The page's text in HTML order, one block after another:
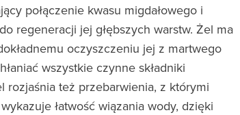
połączenie kwasu migdałowego i
regeneracji jej głębszych warstw. Żel ma
oczyszczeniu jej z martwego
wszystkie czynne składniki
też przebarwienia, z którymi
łatwość wiązania wody, dzięki